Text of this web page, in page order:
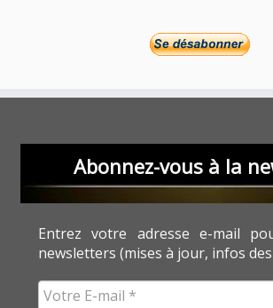
Abonnez-vous à la
Entrez votre adresse e-mail
newsletters (mises à jour, infos